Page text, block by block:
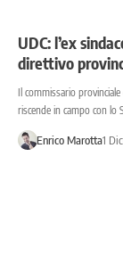
UDC: l’ex
direttivo
Il commissario
riscende in campo con lo
Enrico Marotta1